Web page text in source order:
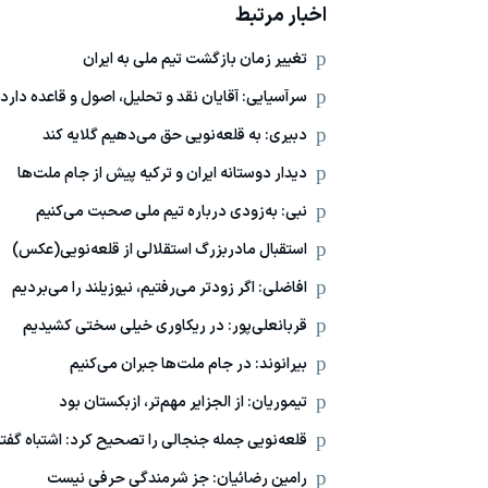
اخبار مرتبط
تغییر زمان بازگشت تیم ملی به ایران
سرآسیایی: آقایان نقد و تحلیل، اصول و قاعده دارد
دبیری: به قلعه‌نویی حق می‌دهیم گلایه کند
دیدار دوستانه ایران و ترکیه پیش از جام ملت‌ها
نبی: به‌زودی درباره تیم ملی صحبت می‌کنیم
استقبال مادربزرگ استقلالی از قلعه‌نویی(عکس)
افاضلی: اگر زودتر می‌رفتیم، نیوزیلند را می‌بردیم
قربانعلی‌پور: در ریکاوری خیلی سختی کشیدیم
بیرانوند: در جام ملت‌ها جبران می‌کنیم
تیموریان: از الجزایر مهم‌تر، ازبکستان بود
قلعه‌نویی جمله جنجالی را تصحیح کرد: اشتباه
رامین رضائیان: جز شرمندگی حرفی نیست